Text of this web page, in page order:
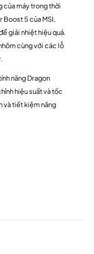
của máy trong thời
5 của MSI,
giải nhiệt hiệu quả.
cùng với các lỗ
năng Dragon
hiệu suất và tốc
và tiết kiệm năng